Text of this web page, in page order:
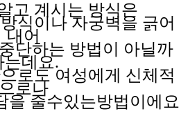
고 계시는 방식은
방식이나자궁벽을 긁어
내어
단하는 방법이 아닐까
는데요.
로도여성에게 신체적
으로나
을 줄수있는방법이에요